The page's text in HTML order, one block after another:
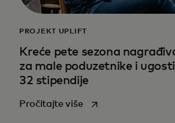
PROJEKT UPLIFT
Kreće pete sezona
za male poduzetnike i
32 stipendije
Pročitajte višeopens in a new tab